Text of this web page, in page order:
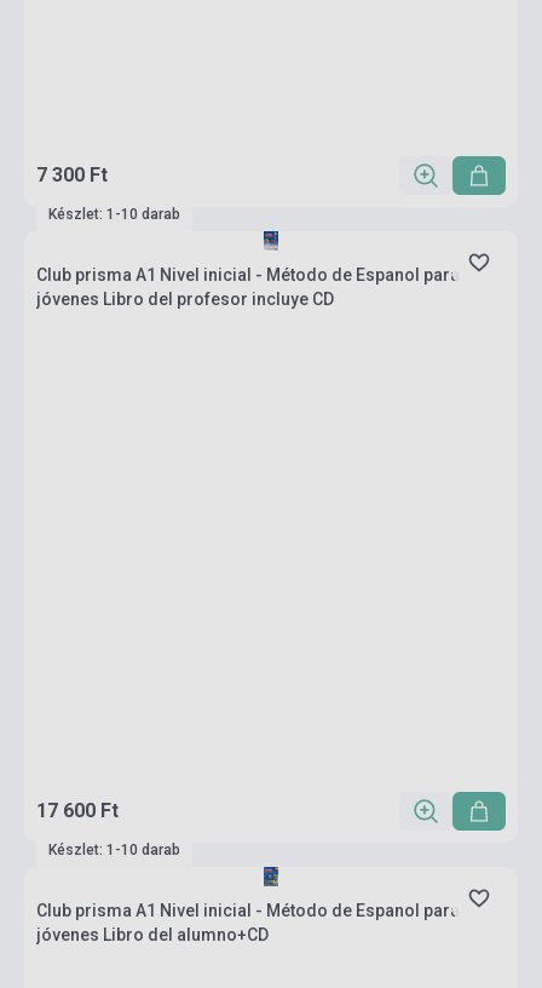
7 300 Ft
Készlet: 1-10 darab
Club prisma A1 Nivel inicial - Método de Espanol para
jóvenes Libro del profesor incluye CD
17 600 Ft
Készlet: 1-10 darab
Club prisma A1 Nivel inicial - Método de Espanol para
jóvenes Libro del alumno+CD